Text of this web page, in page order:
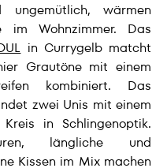
wärmen
im Wohnzimmer. Das
in Currygelb matcht
Grautöne mit einem
kombiniert. Das
zwei Unis mit einem
in Schlingenoptik.
längliche und
Kissen im Mix machen